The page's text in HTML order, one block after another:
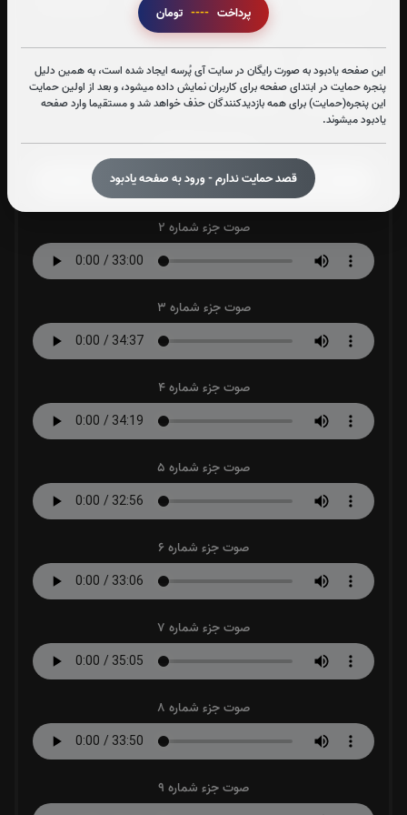
پرداخت ----
این صفحه یادبود به صورت رایگان در سایت آی پُرسه ایجاد شده است، به همین دلیل
پنجره حمایت در ابتدای صفحه برای کاربران نمایش داده میشود، و بعد از اولین حمایت
این پنجره(حمایت) برای همه بازدیدکنندگان حذف خواهد شد و مستقیما وارد صفحه
یادبود میشوند.
قصد حمایت ندارم - ورود به صفحه یادبود
جزء 29
0 بار
جزء 30
0 بار
صوت جزء شماره 1
صوت جزء شماره 2
صوت جزء شماره 3
صوت جزء شماره 4
صوت جزء شماره 5
صوت جزء شماره 6
صوت جزء شماره 7
صوت جزء شماره 8
صوت جزء شماره 9